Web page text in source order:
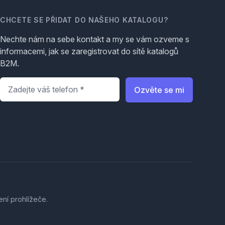
CHCETE SE PŘIDAT DO NAŠEHO KATALOGU?
Nechte nám na sebe kontakt a my se vám ozveme s
informacemi, jak se zaregistrovat do sítě katalogů
B2M.
Telefon
Ozvěte se mi
prohlížeče.